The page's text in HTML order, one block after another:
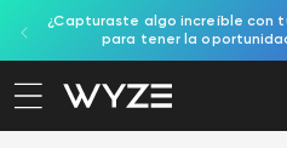
al contenido
de accesibilidad
¿Capturaste algo increíble con
para tener la